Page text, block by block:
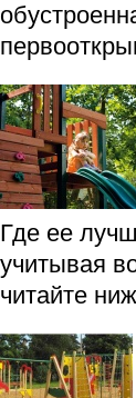
Где ее
учитывая
читайте